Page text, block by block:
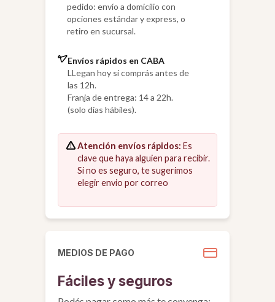
pedido: envío a domicilio con
opciones estándar y express, o
retiro en sucursal.
Envíos rápidos en CABA
LLegan hoy si comprás antes de
las 12h.
Franja de entrega: 14 a 22h.
(solo días hábiles).
Atención envíos rápidos: Es
clave que haya alguien para recibir.
Si no es seguro, te sugerimos
elegir envio por correo
MEDIOS DE PAGO
Fáciles y seguros